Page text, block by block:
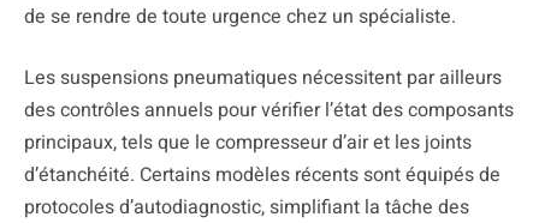
de se rendre de toute urgence chez un spécialiste.
Les suspensions pneumatiques nécessitent par ailleurs
des contrôles annuels pour vérifier l’état des composants
principaux, tels que le compresseur d’air et les joints
d’étanchéité. Certains modèles récents sont équipés de
protocoles d’autodiagnostic, simplifiant la tâche des